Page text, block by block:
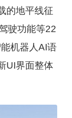
的地平线征
驶功能等22
机器人AI语
UI界面整体